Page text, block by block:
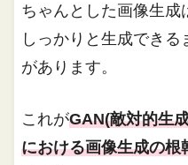
ちゃんとした画像生成
しっかりと生成でき
があります。
これがGAN(敵対的生
における画像生成の